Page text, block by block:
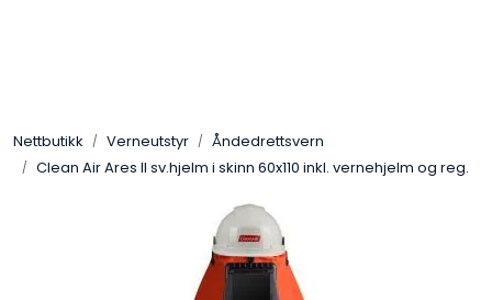
Nettbutikk Verneutstyr
Åndedrettsvern
Clean Air Ares II sv.hjelm i skinn 60x110 inkl. vernehjelm og reg.
Pakning